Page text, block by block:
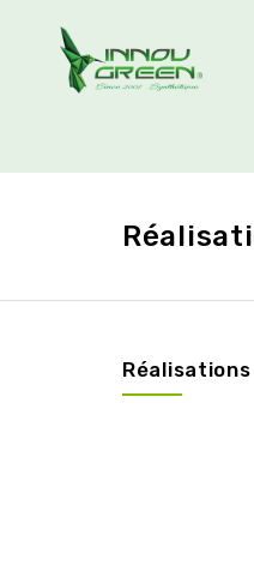
Réalisations